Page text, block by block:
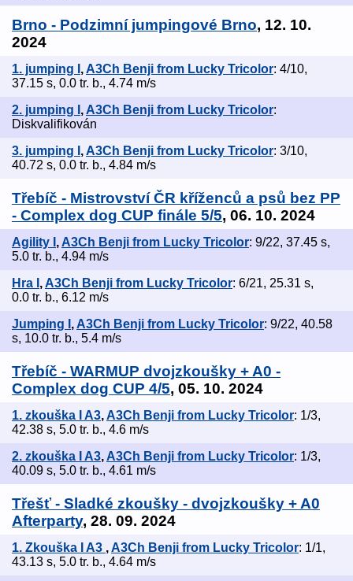
Brno - Podzimní jumpingové Brno, 12. 10.
2024
1. jumping I ,A3Ch Benji from Lucky Tricolor: 4/10,
37.15 s, 0.0 tr. b., 4.74 m/s
2. jumping I , A3Ch Benji from Lucky Tricolor:
Diskvalifikován
3. jumping I ,A3Ch Benji from Lucky Tricolor: 3/10,
40.72 s, 0.0 tr. b., 4.84 m/s
Třebíč - Mistrovství ČR kříženců a psů bez PP
- Complex dog CUP finále 5/5, 06. 10. 2024
Agility I , A3Ch Benji from Lucky Tricolor: 9/22, 37.45 s,
5.0 tr. b., 4.94 m/s
Hra I ,A3Ch Benji from Lucky Tricolor: 6/21, 25.31 s,
0.0 tr. b., 6.12 m/s
Jumping I , A3Ch Benji from Lucky Tricolor: 9/22, 40.58
s, 10.0 tr. b., 5.4 m/s
Třebíč - WARMUP dvojzkoušky + A0 -
Complex dog CUP 4/5, 05. 10. 2024
1. zkouška I A3,A3Ch Benji from Lucky Tricolor: 1/3,
42.38 s, 5.0 tr. b., 4.6 m/s
2. zkouška I A3, A3Ch Benji from Lucky Tricolor: 1/3,
40.09 s, 5.0 tr. b., 4.61 m/s
Třešť - Sladké zkoušky - dvojzkoušky + A0
Afterparty, 28. 09. 2024
1. Zkouška I A3 ,A3Ch Benji from Lucky Tricolor: 1/1,
43.13 s, 5.0 tr. b., 4.64 m/s